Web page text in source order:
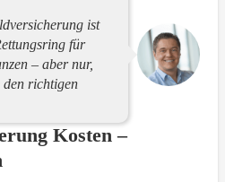
ist
für
– aber nur,
den richtigen
Kosten –